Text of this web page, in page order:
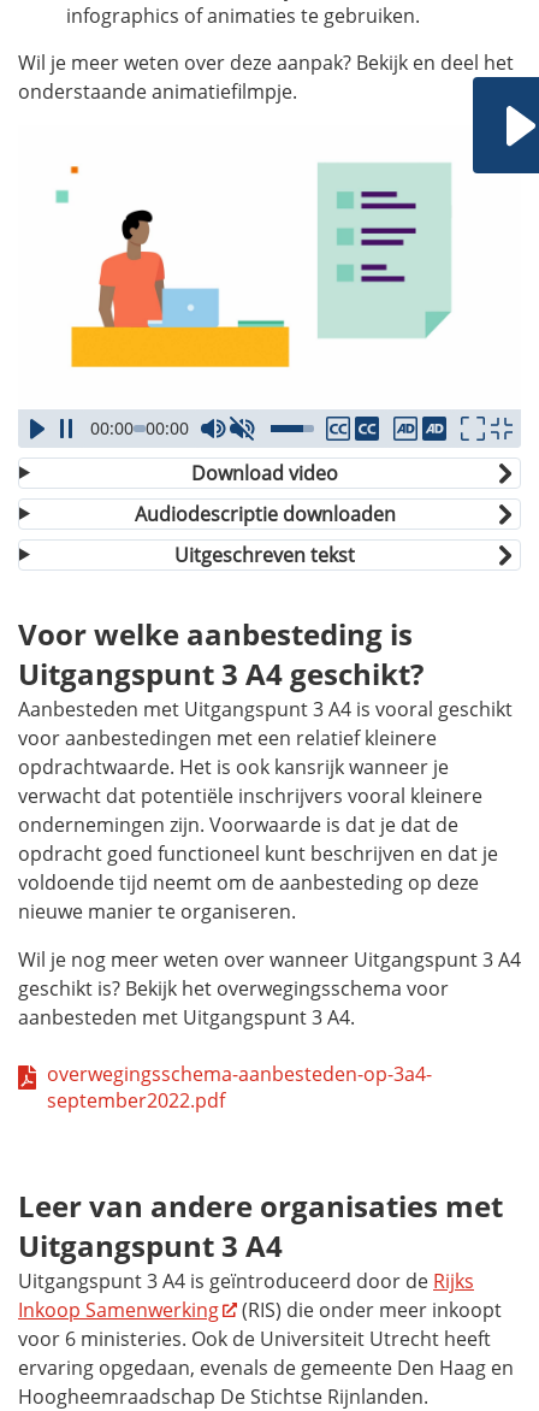
infographics of animaties te gebruiken.
Wil je meer weten over deze aanpak? Bekijk en deel het
onderstaande animatiefilmpje.
00:00 00:00
Download video
Audiodescriptie downloaden
Uitgeschreven tekst
Voor welke aanbesteding is
Uitgangspunt 3 A4 geschikt?
Aanbesteden met Uitgangspunt 3 A4 is vooral geschikt
voor aanbestedingen met een relatief kleinere
opdrachtwaarde. Het is ook kansrijk wanneer je
verwacht dat potentiële inschrijvers vooral kleinere
ondernemingen zijn. Voorwaarde is dat je dat de
opdracht goed functioneel kunt beschrijven en dat je
voldoende tijd neemt om de aanbesteding op deze
nieuwe manier te organiseren.
Wil je nog meer weten over wanneer Uitgangspunt 3 A4
geschikt is? Bekijk het overwegingsschema voor
aanbesteden met Uitgangspunt 3 A4.
overwegingsschema-aanbesteden-op-3a4-
september2022.pdf
Leer van andere organisaties met
Uitgangspunt 3 A4
Uitgangspunt 3 A4 is geïntroduceerd door de Rijks
Inkoop Samenwerking
(RIS) die onder meer inkoopt
voor 6 ministeries. Ook de Universiteit Utrecht heeft
ervaring opgedaan, evenals de gemeente Den Haag en
Hoogheemraadschap De Stichtse Rijnlanden.